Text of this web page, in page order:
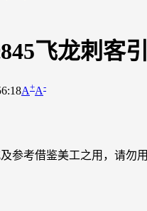
飞龙刺客
A+A-
参考借鉴美工之用，请勿